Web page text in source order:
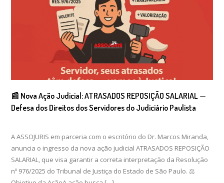
📰 Nova Ação Judicial: ATRASADOS REPOSIÇÃO SALARIAL —
Defesa dos Direitos dos Servidores do Judiciário Paulista
A ASSOJURIS em parceria com o escritório do Dr. Marcos Miranda,
anuncia o ingresso da nova ação judicial ATRASADOS REPOSIÇÃO
SALARIAL, que visa garantir a correta interpretação da Resolução
nº 976/2025 do Tribunal de Justiça do Estado de São Paulo. ⚖️